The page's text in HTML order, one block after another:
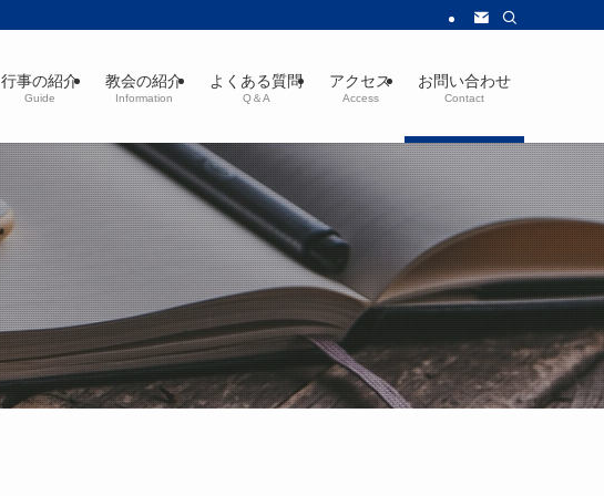
行事の紹介
Guide
教会の紹介
Information
よくある質問
Q＆A
アクセス
Access
お問い合わせ
Contact